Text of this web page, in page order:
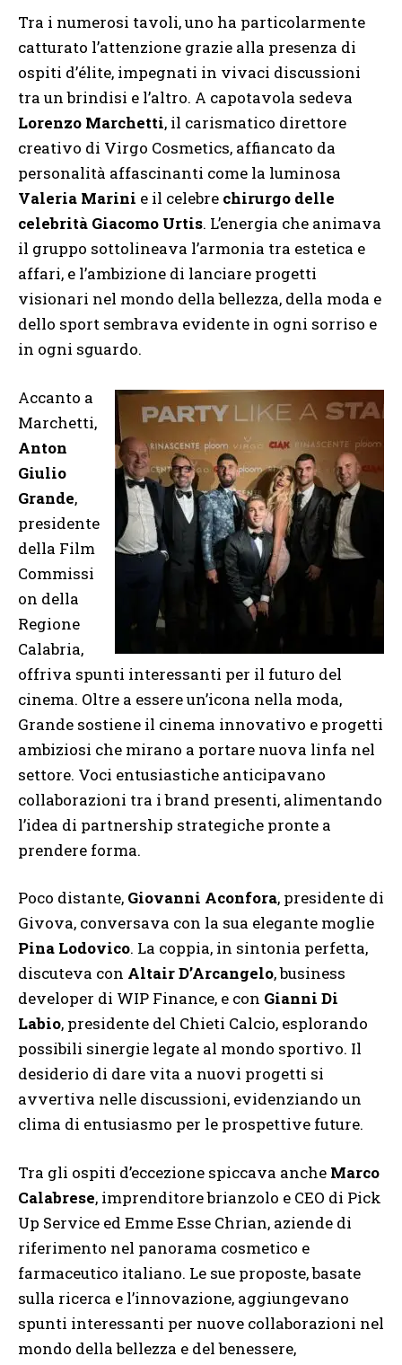
Tra i numerosi tavoli, uno ha particolarmente
catturato l’attenzione grazie alla presenza di
ospiti d’élite, impegnati in vivaci discussioni
tra un brindisi e l’altro. A capotavola sedeva
Lorenzo Marchetti, il carismatico direttore
creativo di Virgo Cosmetics, affiancato da
personalità affascinanti come la luminosa
Valeria Marini e il celebre chirurgo delle
celebrità Giacomo Urtis. L’energia che animava
il gruppo sottolineava l’armonia tra estetica e
affari, e l’ambizione di lanciare progetti
visionari nel mondo della bellezza, della moda e
dello sport sembrava evidente in ogni sorriso e
in ogni sguardo.
Accanto a
Marchetti,
Anton
Giulio
Grande,
presidente
della Film
Commissi
on della
Regione
Calabria,
offriva spunti interessanti per il futuro del
cinema. Oltre a essere un’icona nella moda,
Grande sostiene il cinema innovativo e progetti
ambiziosi che mirano a portare nuova linfa nel
settore. Voci entusiastiche anticipavano
collaborazioni tra i brand presenti, alimentando
l’idea di partnership strategiche pronte a
prendere forma.
Poco distante, Giovanni Aconfora, presidente di
Givova, conversava con la sua elegante moglie
Pina Lodovico. La coppia, in sintonia perfetta,
discuteva con Altair D’Arcangelo, business
developer di WIP Finance, e con Gianni Di
Labio, presidente del Chieti Calcio, esplorando
possibili sinergie legate al mondo sportivo. Il
desiderio di dare vita a nuovi progetti si
avvertiva nelle discussioni, evidenziando un
clima di entusiasmo per le prospettive future.
Tra gli ospiti d’eccezione spiccava anche Marco
Calabrese, imprenditore brianzolo e CEO di Pick
Up Service ed Emme Esse Chrian, aziende di
riferimento nel panorama cosmetico e
farmaceutico italiano. Le sue proposte, basate
sulla ricerca e l’innovazione, aggiungevano
spunti interessanti per nuove collaborazioni nel
mondo della bellezza e del benessere,